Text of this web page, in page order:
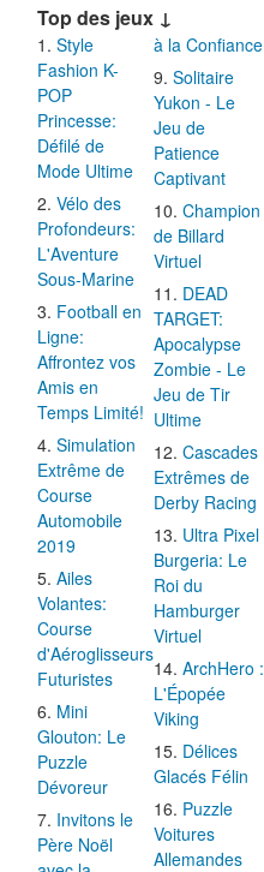
Top des jeux ↓
Style
Fashion K-
POP
Princesse:
Défilé de
Mode Ultime
Vélo des
Profondeurs:
L'Aventure
Sous-Marine
Football en
Ligne:
Affrontez vos
Amis en
Temps Limité!
Simulation
Extrême de
Course
Automobile
2019
Ailes
Volantes:
Course
d'Aéroglisseurs
Futuristes
Mini
Glouton: Le
Puzzle
Dévoreur
Invitons le
Père Noël
à la Confiance
Solitaire
Yukon - Le
Jeu de
Patience
Captivant
Champion
de Billard
Virtuel
DEAD
TARGET:
Apocalypse
Zombie - Le
Jeu de Tir
Ultime
Cascades
Extrêmes de
Derby Racing
Ultra Pixel
Burgeria: Le
Roi du
Hamburger
Virtuel
ArchHero :
L'Épopée
Viking
Délices
Glacés Félin
Puzzle
Voitures
Allemandes